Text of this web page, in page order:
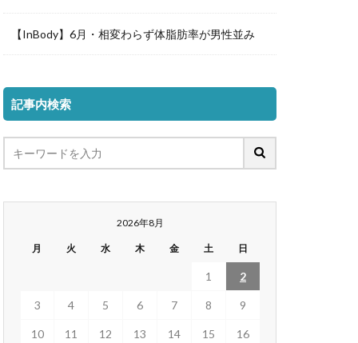
【InBody】6月・相変わらず体脂肪率が男性並み
記事内検索
2026年8月
月 火 水 木 金 土 日
1 2
3 4 5 6 7 8 9
10 11 12 13 14 15 16